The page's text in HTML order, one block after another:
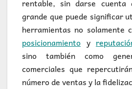
rentable, sin darse cuenta
grande que puede significar
herramientas no solamente
posicionamiento y
sino también como
comerciales que
número de ventas y la